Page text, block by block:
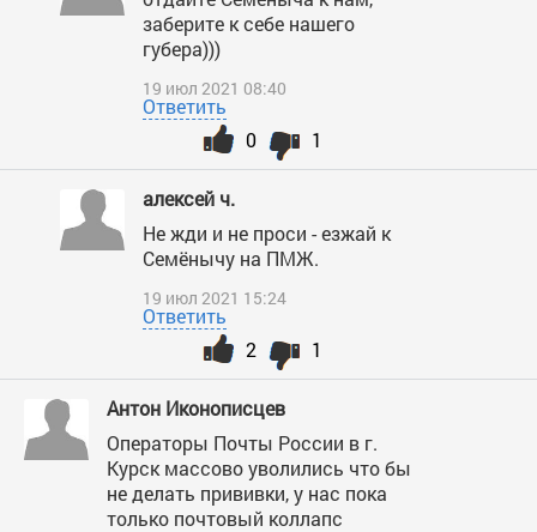
заберите к себе нашего
губера)))
19 июл 2021 08:40
Ответить
1
0
алексей ч.
Не жди и не проси - езжай к
Семёнычу на ПМЖ.
19 июл 2021 15:24
Ответить
1
2
Антон Иконописцев
Операторы Почты России в г.
Курск массово уволились что бы
не делать прививки, у нас пока
только почтовый коллапс